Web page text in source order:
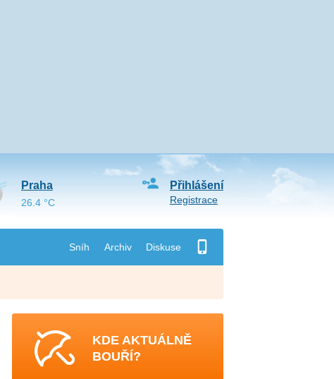
Sníh Archiv Diskuse
Přihlášení
Registrace
Praha
26.4 °C
KDE AKTUÁLNĚ
BOUŘÍ?